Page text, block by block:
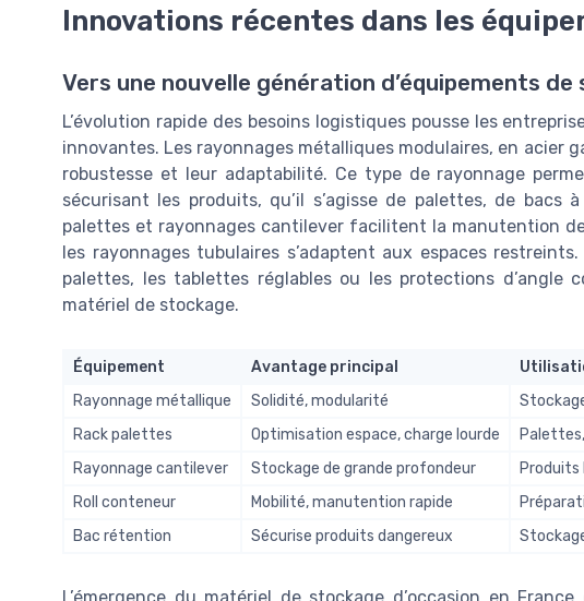
Innovations récentes dans les
Vers une nouvelle génération d’équipements de
L’évolution rapide des besoins logistiques pousse les
innovantes. Les rayonnages métalliques modulaires, en acier
robustesse et leur adaptabilité. Ce type de rayonnage
sécurisant les produits, qu’il s’agisse de palettes, de
palettes et rayonnages cantilever facilitent la manutention
les rayonnages tubulaires s’adaptent aux espaces restreints.
palettes, les tablettes réglables ou les protections
matériel de stockage.
Équipement Avantage principal
Rayonnage métallique
Solidité, modularité
Rack palettes
Optimisation espace, charge lourde
Rayonnage cantilever
Stockage de grande profondeur
Produits
Roll conteneur
Mobilité, manutention rapide
Bac rétention
Sécurise produits dangereux
L’émergence du matériel de stockage d’occasion en